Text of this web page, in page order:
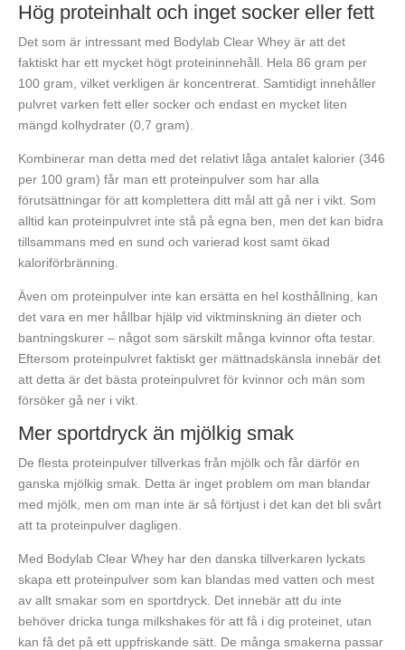
Hög proteinhalt och inget socker eller fett
Det som är intressant med Bodylab Clear Whey är att det
faktiskt har ett mycket högt proteininnehåll. Hela 86 gram per
100 gram, vilket verkligen är koncentrerat. Samtidigt innehåller
pulvret varken fett eller socker och endast en mycket liten
mängd kolhydrater (0,7 gram).
Kombinerar man detta med det relativt låga antalet kalorier (346
per 100 gram) får man ett proteinpulver som har alla
förutsättningar för att komplettera ditt mål att gå ner i vikt. Som
alltid kan proteinpulvret inte stå på egna ben, men det kan bidra
tillsammans med en sund och varierad kost samt ökad
kaloriförbränning.
Även om proteinpulver inte kan ersätta en hel kosthållning, kan
det vara en mer hållbar hjälp vid viktminskning än dieter och
bantningskurer – något som särskilt många kvinnor ofta testar.
Eftersom proteinpulvret faktiskt ger mättnadskänsla innebär det
att detta är det bästa proteinpulvret för kvinnor och män som
försöker gå ner i vikt.
Mer sportdryck än mjölkig smak
De flesta proteinpulver tillverkas från mjölk och får därför en
ganska mjölkig smak. Detta är inget problem om man blandar
med mjölk, men om man inte är så förtjust i det kan det bli svårt
att ta proteinpulver dagligen.
Med Bodylab Clear Whey har den danska tillverkaren lyckats
skapa ett proteinpulver som kan blandas med vatten och mest
av allt smakar som en sportdryck. Det innebär att du inte
behöver dricka tunga milkshakes för att få i dig proteinet, utan
kan få det på ett uppfriskande sätt. De många smakerna passar